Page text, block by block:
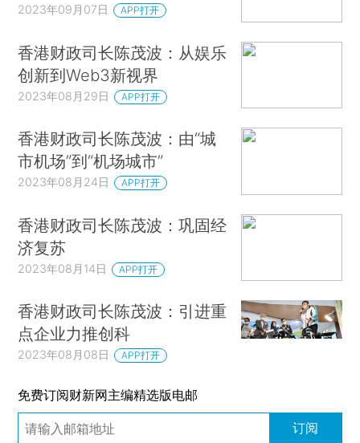
2023年09月07日 APP打开
香港财政司长陈茂波：从娱乐
创新到Web3新视界
2023年08月29日 APP打开
香港财政司长陈茂波：由“城
市机场”到“机场城市”
2023年08月24日 APP打开
香港财政司长陈茂波：巩固经
济复苏
2023年08月14日 APP打开
香港财政司长陈茂波：引进重
点企业力推创科
2023年08月08日 APP打开
免费订阅财新网主编精选版电邮
订阅